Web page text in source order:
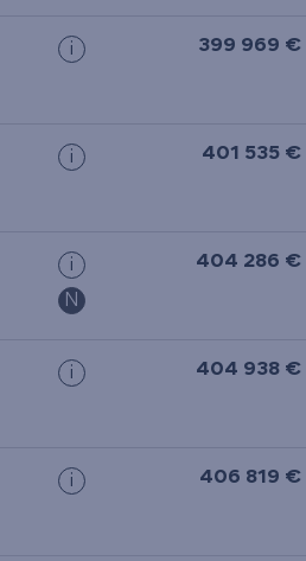
i 399 969 €
i 401 535 €
i
N
404 286 €
i 404 938 €
i 406 819 €